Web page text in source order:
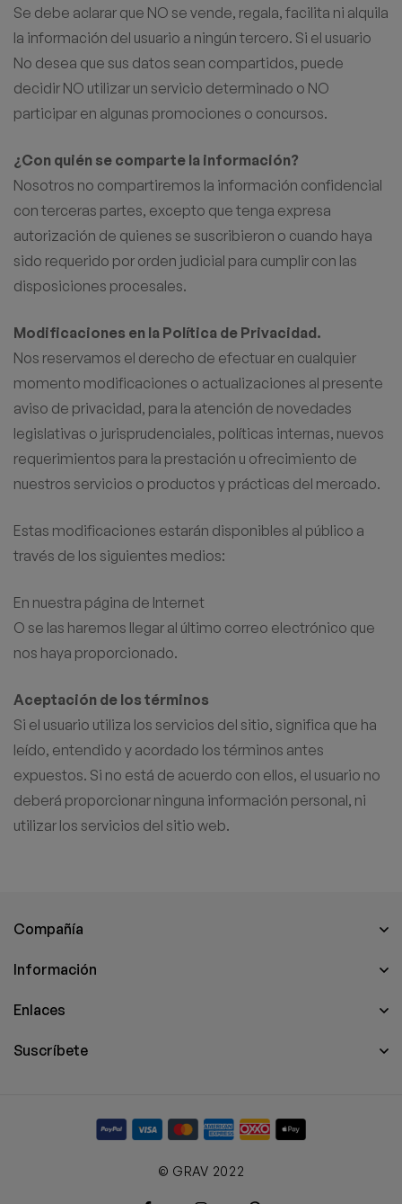
Se debe aclarar que NO se vende, regala, facilita ni alquila
la información del usuario a ningún tercero. Si el usuario
No desea que sus datos sean compartidos, puede
decidir NO utilizar un servicio determinado o NO
participar en algunas promociones o concursos.
¿Con quién se comparte la información?
Nosotros no compartiremos la información confidencial
con terceras partes, excepto que tenga expresa
autorización de quienes se suscribieron o cuando haya
sido requerido por orden judicial para cumplir con las
disposiciones procesales.
Modificaciones en la Política de Privacidad.
Nos reservamos el derecho de efectuar en cualquier
momento modificaciones o actualizaciones al presente
aviso de privacidad, para la atención de novedades
legislativas o jurisprudenciales, políticas internas, nuevos
requerimientos para la prestación u ofrecimiento de
nuestros servicios o productos y prácticas del mercado.
Estas modificaciones estarán disponibles al público a
través de los siguientes medios:
En nuestra página de Internet
O se las haremos llegar al último correo electrónico que
nos haya proporcionado.
Aceptación de los términos
Si el usuario utiliza los servicios del sitio, significa que ha
leído, entendido y acordado los términos antes
expuestos. Si no está de acuerdo con ellos, el usuario no
deberá proporcionar ninguna información personal, ni
utilizar los servicios del sitio web.
Compañía
Información
Enlaces
Suscríbete
© GRAV 2022